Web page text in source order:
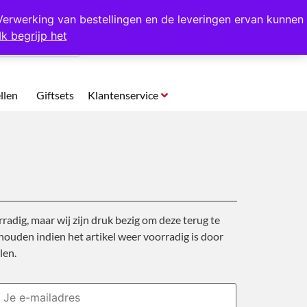
van bestellingen en de leveringen ervan kunnen
Ik begrijp het
te halen in Hansweert
Giftsets Klantenservice
maar wij zijn druk bezig om deze terug te
indien het artikel weer voorradig is door